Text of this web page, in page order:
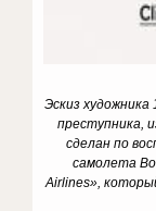
Эскиз
преступника,
сделан по
самолета
Airlines»,